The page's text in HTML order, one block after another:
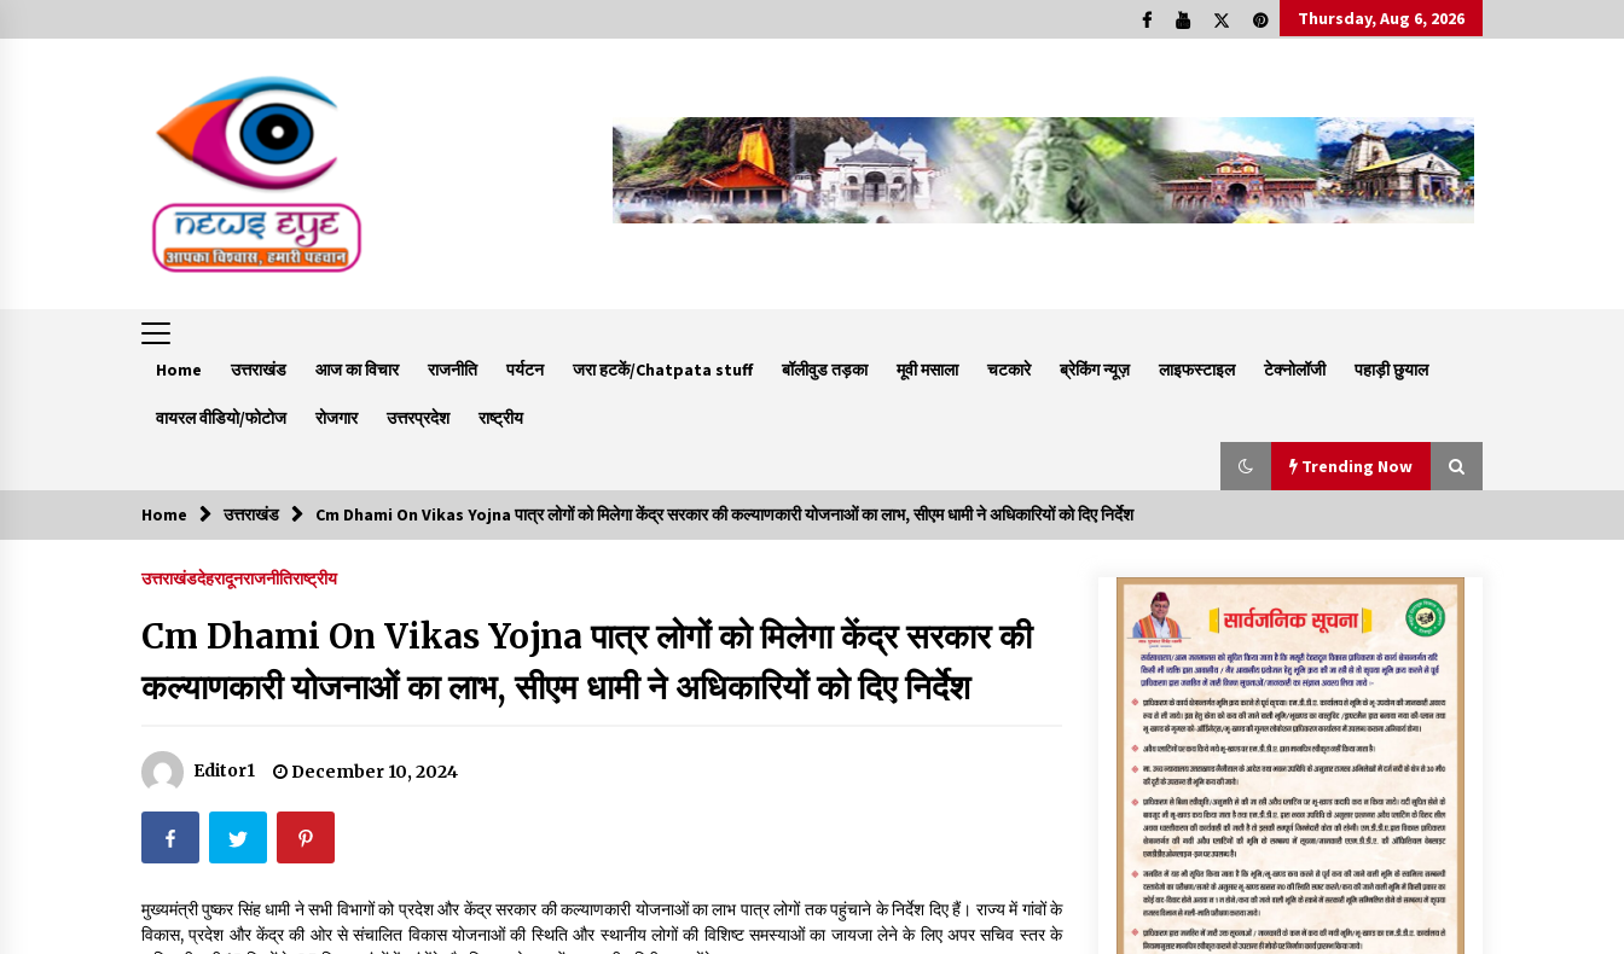
to
Thursday, Aug 6, 2026
Home उत्तराखंड आज का विचार राजनीति पर्यटन जरा हटकें/Chatpata stuff बॉलीवुड तड़का मूवी मसाला चटकारे ब्रेकिंग न्यूज़ लाइफस्टाइल टेक्नोलॉजी पहाड़ी छुयाल
वायरल वीडियो/फोटोज रोजगार उत्तरप्रदेश राष्ट्रीय
Trending Now
Trending Now
अधिकार दिवस कार्यक्रम में शामिल हुए सीएम,आधुनिक
मदरसों का नाम अब्दुल कलाम के नाम पर रखने की घोषणा
December 18, 2023
September 7, 2023
Thought Of The Day 6 September
September 6, 2023
Thought Of The Day 16 May
May 16, 2022
May 14, 2022
Thought Of The Day 12 May
May 12, 2022
Thought Of The Day 11 May Thought Of The Day 10 May Thought Of The Day 9 May
Home उत्तराखंड Cm Dhami On Vikas Yojna पात्र लोगों को मिलेगा केंद्र सरकार की कल्याणकारी योजनाओं का लाभ, सीएम धामी ने अधिकारियों को दिए निर्देश
उत्तराखंडदेहरादूनराजनीतिराष्ट्रीय
Cm Dhami On Vikas Yojna पात्र लोगों को मिलेगा केंद्र सरकार की
कल्याणकारी योजनाओं का लाभ, सीएम धामी ने अधिकारियों को दिए निर्देश
Editor1 December 10, 2024
मुख्यमंत्री पुष्कर सिंह धामी ने सभी विभागों को प्रदेश और केंद्र सरकार की कल्याणकारी योजनाओं का लाभ पात्र लोगों तक पहुंचाने के निर्देश दिए हैं। राज्य में गांवों के
विकास, प्रदेश और केंद्र की ओर से संचालित विकास योजनाओं की स्थिति और स्थानीय लोगों की विशिष्ट समस्याओं का जायजा लेने के लिए अपर सचिव स्तर के